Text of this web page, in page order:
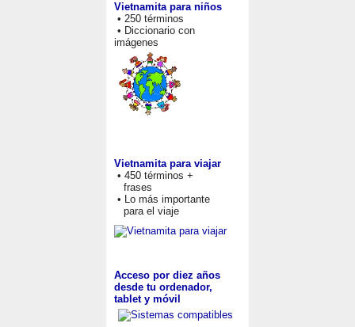
Vietnamita para niños
• 250 términos
• Diccionario con
imágenes
Vietnamita para viajar
• 450 términos +
frases
• Lo más importante
para el viaje
Acceso por diez años
desde tu ordenador,
tablet y móvil